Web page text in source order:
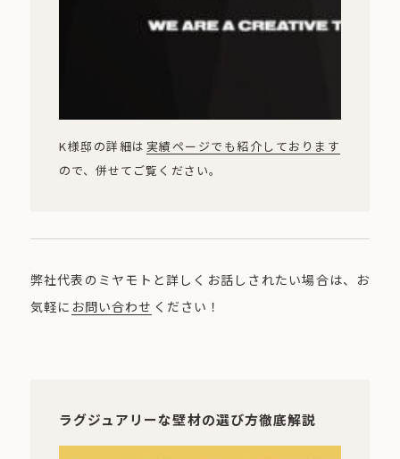
K様邸の詳細は 実績ページでも紹介しております
ので、併せてご覧ください。
弊社代表のミヤモトと詳しくお話しされたい場合は、お
気軽に お問い合わせ ください！
ラグジュアリーな壁材の選び方徹底解説